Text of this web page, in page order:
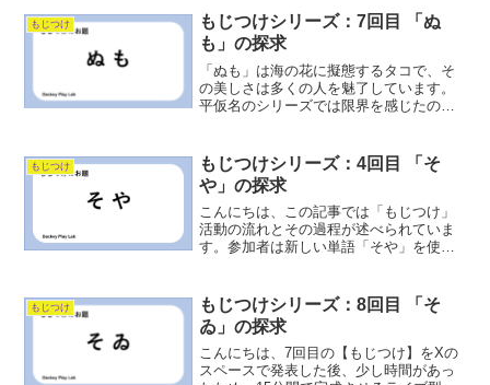
る。選択ボタンを押してい...
もじつけ
もじつけシリーズ：7回目 「ぬ
も」の探求
「ぬも」は海の花に擬態するタコで、そ
の美しさは多くの人を魅了しています。
平仮名のシリーズでは限界を感じたの
んでください！
もじつけ
もじつけシリーズ：4回目 「そ
や」の探求
こんにちは、この記事では「もじつけ」
活動の流れとその過程が述べられていま
す。参加者は新しい単語「そや」を使っ
焦点を当てることで、豊かな表現を目指
しています。また、仲間も募集している
ことが伝えられています。
もじつけ
もじつけシリーズ：8回目 「そ
ゐ」の探求
こんにちは、7回目の【もじつけ】をXの
スペースで発表した後、少し時間があっ